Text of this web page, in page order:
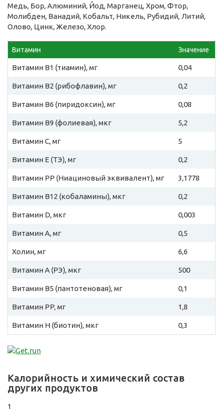
Медь, Бор, Алюминий, Йод, Марганец, Хром, Фтор,
Молибден, Ванадий, Кобальт, Никель, Рубидий, Литий,
Олово, Цинк, Железо, Хлор.
Витамин Значение
Витамин B1 (тиамин), мг 0,04
Витамин B2 (рибофлавин), мг 0,2
Витамин B6 (пиридоксин), мг 0,08
Витамин B9 (фолиевая), мкг 5,2
Витамин C, мг 5
Витамин E (ТЭ), мг 0,2
Витамин PP (Ниациновый эквивалент), мг 3,1778
Витамин B12 (кобаламины), мкг 0,2
Витамин D, мкг 0,003
Витамин A, мг 0,5
Холин, мг 6,6
Витамин A (РЭ), мкг 500
Витамин B5 (пантотеновая), мг 0,1
Витамин PP, мг 1,8
Витамин H (биотин), мкг 0,3
Калорийность и химический состав
других продуктов
1